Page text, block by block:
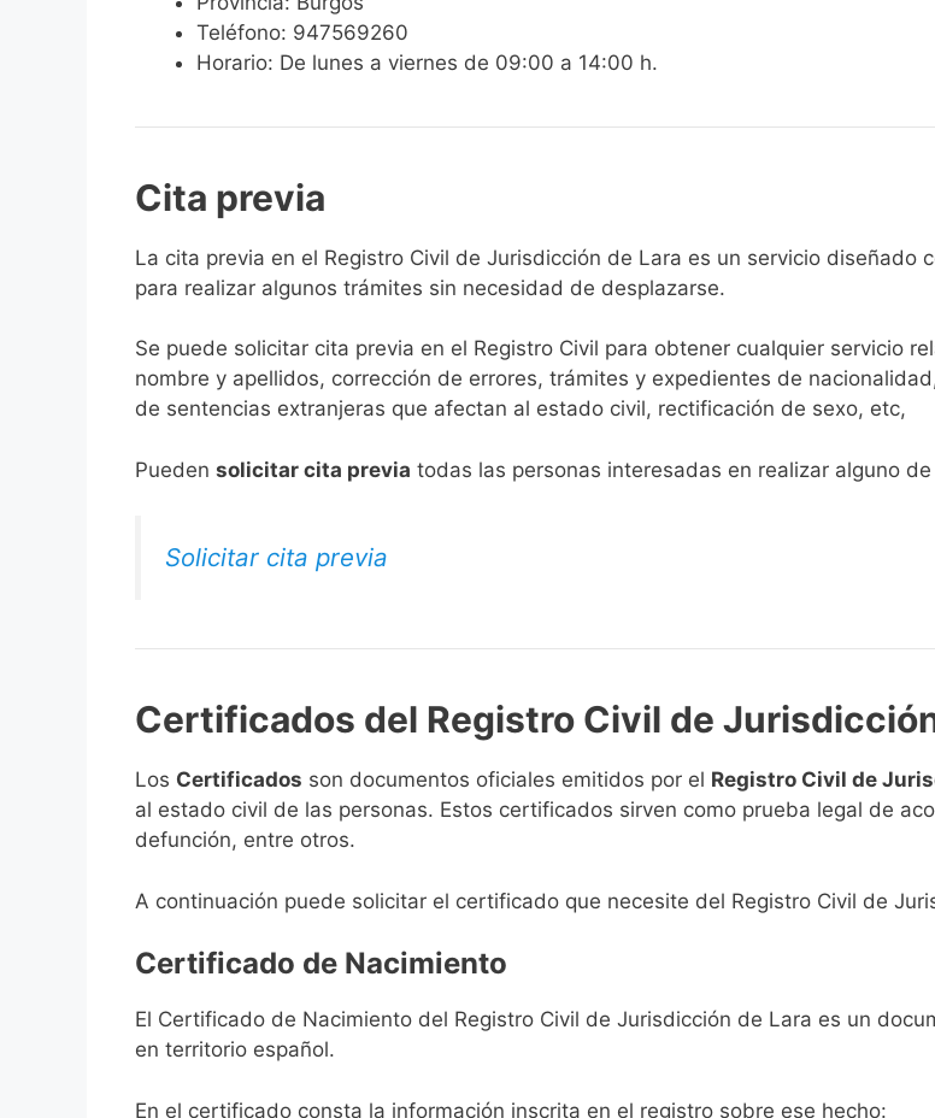
Teléfono: 947569260
Horario: De lunes a viernes de 09:00 a 14:00 h.
Cita previa
​​​​​​​​​​​​​​​​​​​​​​​​​​​​La cita previa en el Registro Civil de Jurisdicción de Lara es un servicio
para realizar algunos trámites sin necesidad de desplazarse.​
Se puede solicitar cita previa en el Registro Civil para obtener cualquier servicio
nombre y apellidos, corrección de errores, trámites y expedientes de
de sentencias extranjeras que afectan al estado civil, rectificación de sexo, etc,
​Pueden solicitar cita previa todas las personas interesadas en realizar alguno
Solicitar cita previa
Certificados del Registro Civil de
Los Certificados son documentos oficiales emitidos por el Registro Civil de
al estado civil de las personas. Estos certificados sirven como prueba legal de
defunción, entre otros.
A continuación puede solicitar el certificado que necesite del Registro Civil de
Certificado de Nacimiento
El Certificado de Nacimiento del Registro Civil de Jurisdicción de Lara es un
en territorio español.
En el certificado consta la información inscrita en el registro sobre ese hecho: